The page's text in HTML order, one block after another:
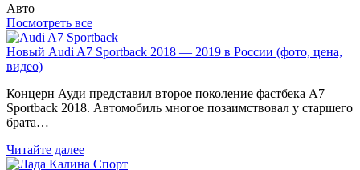
Авто
Посмотреть все
Новый Audi A7 Sportback 2018 — 2019 в России (фото, цена,
видео)
Концерн Ауди представил второе поколение фастбека A7
Sportback 2018. Автомобиль многое позаимствовал у старшего
брата…
Читайте далее